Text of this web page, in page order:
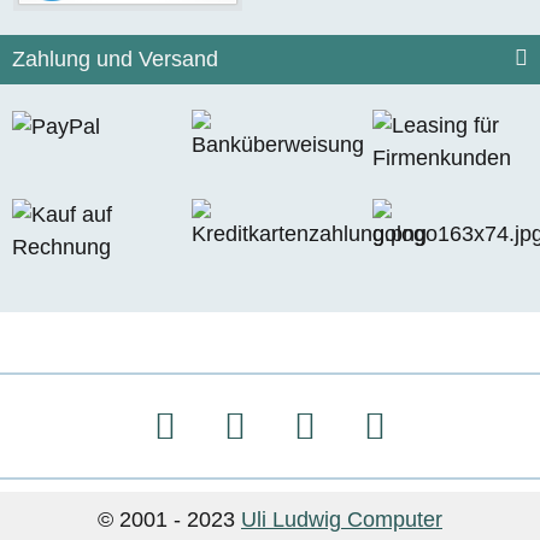
Zahlung und Versand
© 2001 - 2023 Uli Ludwig Computer